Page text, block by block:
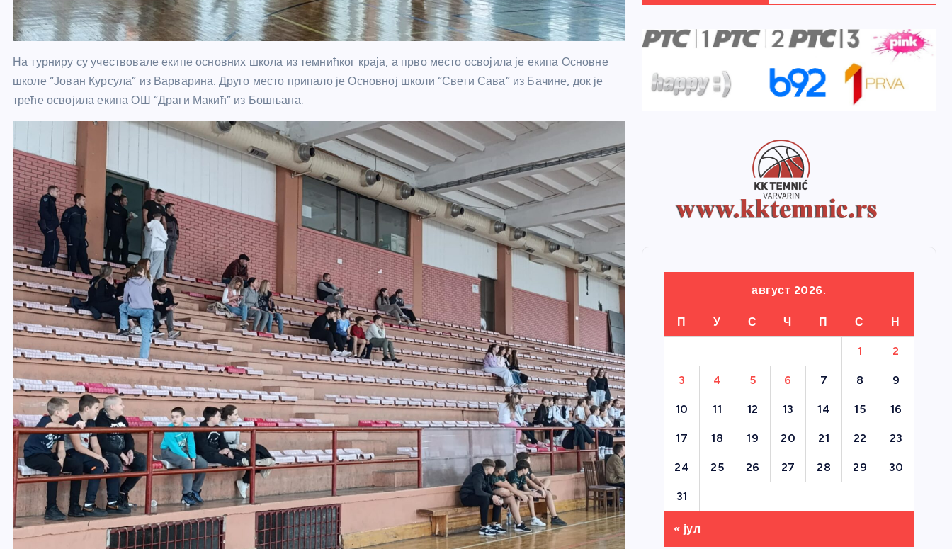
На турниру су учествовале екипе основних школа из темнићког краја, а прво место освојила је екипа Основне
школе “Јован Курсула” из Варварина. Друго место припало је Основној школи “Свети Сава” из Бачине, док је
треће освојила екипа ОШ “Драги Макић” из Бошњана.
август 2026.
П У С Ч П С Н
1 2
3 4 5 6 7 8 9
10 11 12 13 14 15 16
17 18 19 20 21 22 23
24 25 26 27 28 29 30
31
« јул